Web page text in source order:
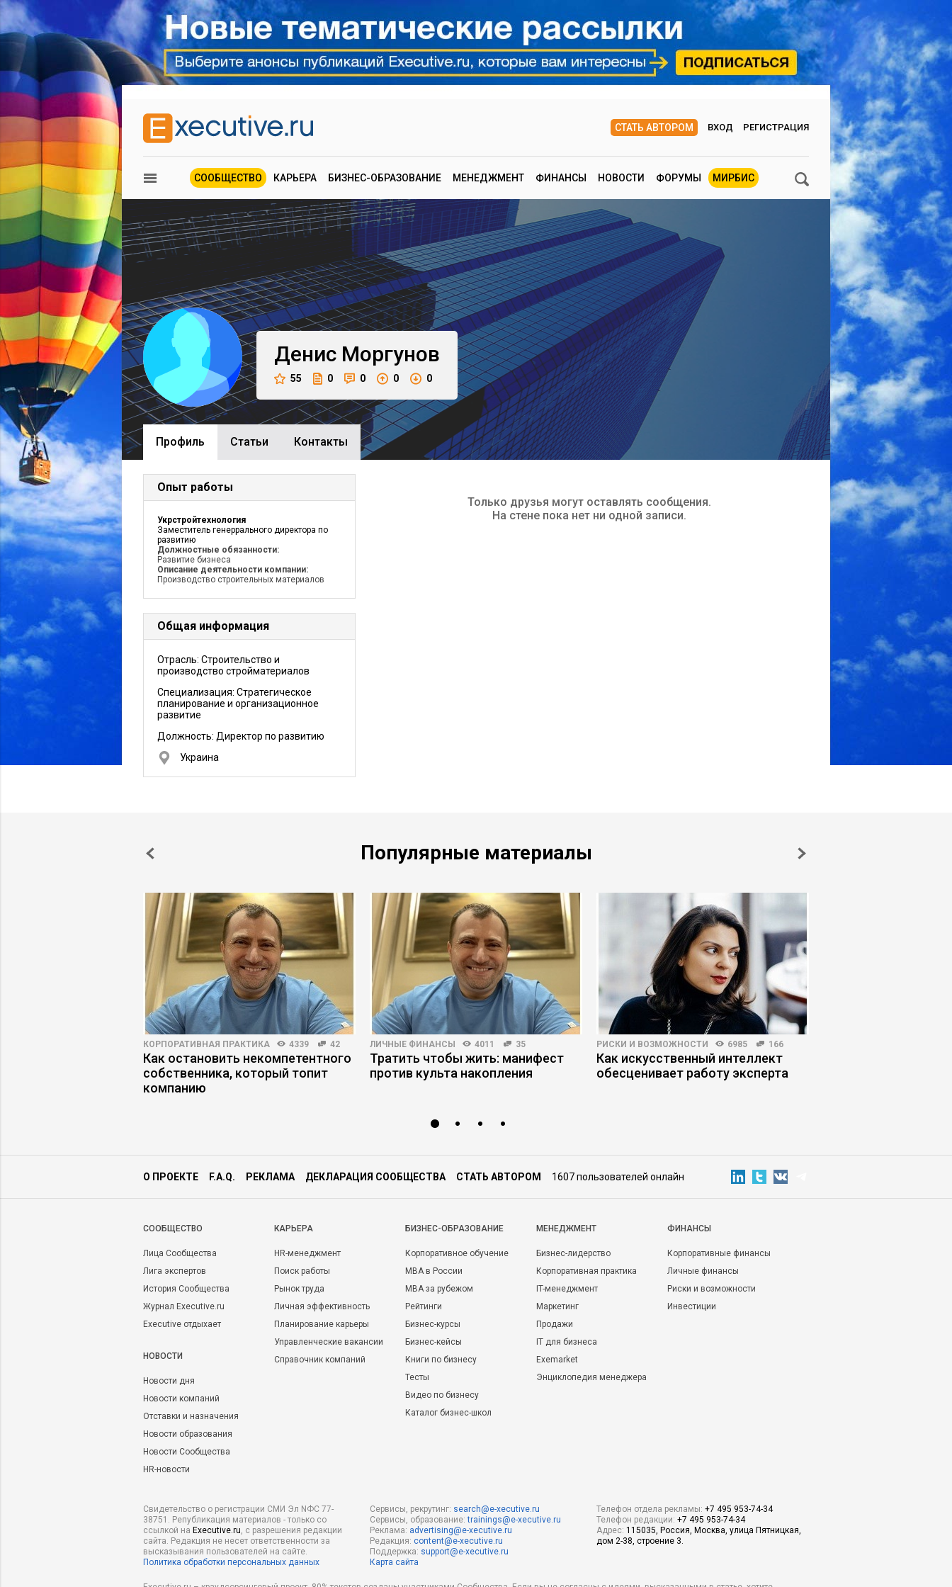
СТАТЬ АВТОРОМ ВХОД РЕГИСТРАЦИЯ
СООБЩЕСТВО КАРЬЕРА БИЗНЕС-ОБРАЗОВАНИЕ МЕНЕДЖМЕНТ ФИНАНСЫ НОВОСТИ ФОРУМЫ МИРБИС
Денис Моргунов
55 0 0 0 0
Профиль Cтатьи Контакты
Опыт работы
Укрстройтехнология
Заместитель генеррального директора по
развитию
Должностные обязанности:
Развитие бизнеса
Описание деятельности компании:
Производство строительных материалов
Общая информация
Отрасль: Строительство и
производство стройматериалов
Специализация: Стратегическое
планирование и организационное
развитие
Должность: Директор по развитию
Украина
Только друзья могут оставлять сообщения.
На стене пока нет ни одной записи.
Популярные материалы
КОРПОРАТИВНАЯ ПРАКТИКА 4339 42
Как остановить некомпетентного
собственника, который топит
компанию
ЛИЧНЫЕ ФИНАНСЫ 4011 35
Тратить чтобы жить: манифест
против культа накопления
РИСКИ И ВОЗМОЖНОСТИ 6985 166
Как искусственный интеллект
обесценивает работу эксперта
О ПРОЕКТЕ F.A.Q. РЕКЛАМА ДЕКЛАРАЦИЯ СООБЩЕСТВА СТАТЬ АВТОРОМ 1607 пользователей онлайн
CООБЩЕСТВО
Лица Сообщества
Лига экспертов
История Сообщества
Журнал Executive.ru
Executive отдыхает
НОВОСТИ
Новости дня
Новости компаний
Отставки и назначения
Новости образования
Новости Сообщества
HR-новости
КАРЬЕРА
HR-менеджмент
Поиск работы
Рынок труда
Личная эффективность
Планирование карьеры
Управленческие вакансии
Справочник компаний
БИЗНЕС-ОБРАЗОВАНИЕ
Корпоративное обучение
MBA в России
MBA за рубежом
Рейтинги
Бизнес-курсы
Бизнес-кейсы
Книги по бизнесу
Тесты
Видео по бизнесу
Каталог бизнес-школ
МЕНЕДЖМЕНТ
Бизнес-лидерство
Корпоративная практика
IT-менеджмент
Маркетинг
Продажи
IT для бизнеса
Exemarket
Энциклопедия менеджера
ФИНАНСЫ
Корпоративные финансы
Личные финансы
Риски и возможности
Инвестиции
Свидетельство о регистрации СМИ Эл NФС 77-
38751. Републикация материалов - только со
ссылкой на Executive.ru, с разрешения редакции
сайта. Редакция не несет ответственности за
высказывания пользователей на сайте.
Политика обработки персональных данных
Сервисы, рекрутинг: search@e-xecutive.ru
Сервисы, образование:trainings@e-xecutive.ru
Реклама: advertising@e-xecutive.ru
Редакция: content@e-xecutive.ru
Поддержка: support@e-xecutive.ru
Карта сайта
Телефон отдела рекламы: +7 495 953-74-34
Телефон редакции: +7 495 953-74-34
Адрес: 115035, Россия, Москва, улица Пятницкая,
дом 2-38, строение 3.